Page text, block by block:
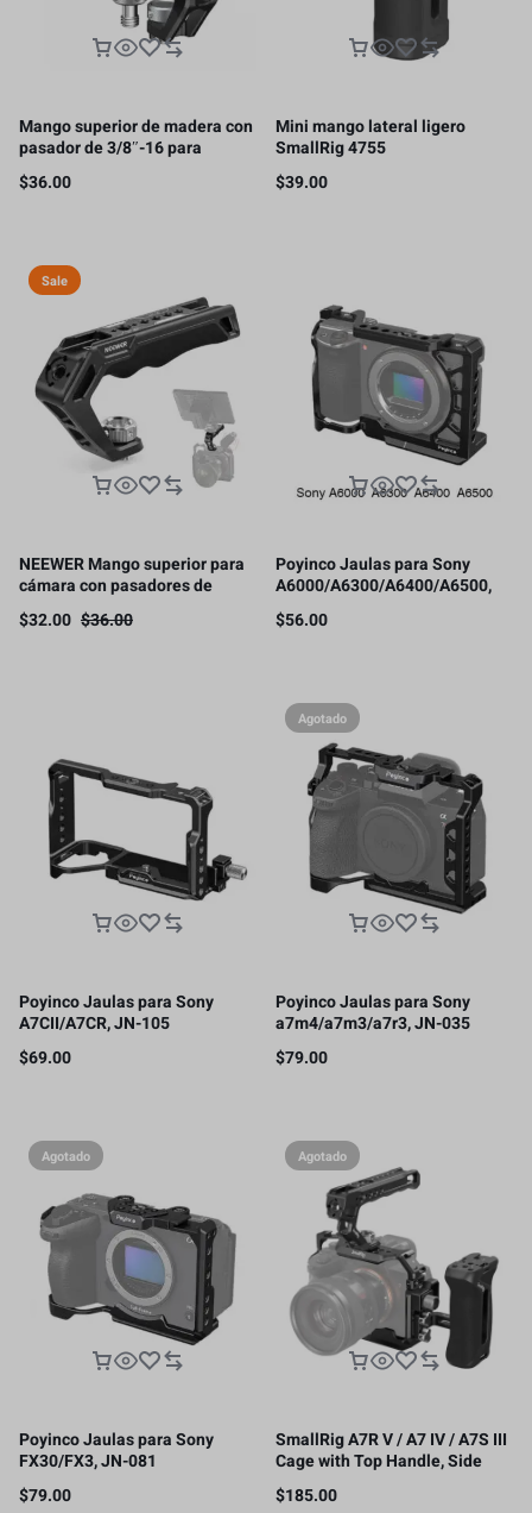
Mango superior de madera con
pasador de 3/8″-16 para
ARRI/SMALLRIG
$36.00
Mini mango lateral ligero
SmallRig 4755
$39.00
Sale
NEEWER Mango superior para
cámara con pasadores de
localización ARRI de 3/8
pulgadas
$36.00
$32.00
Poyinco Jaulas para Sony
A6000/A6300/A6400/A6500,
JN-132
$56.00
Poyinco Jaulas para Sony
A7CII/A7CR, JN-105
$69.00
Agotado
Poyinco Jaulas para Sony
a7m4/a7m3/a7r3, JN-035
$79.00
Agotado
Poyinco Jaulas para Sony
FX30/FX3, JN-081
$79.00
Agotado
SmallRig A7R V / A7 IV / A7S III
Cage with Top Handle, Side
Handgrip and Clamp for HDMI
Cable -3669C
$185.00